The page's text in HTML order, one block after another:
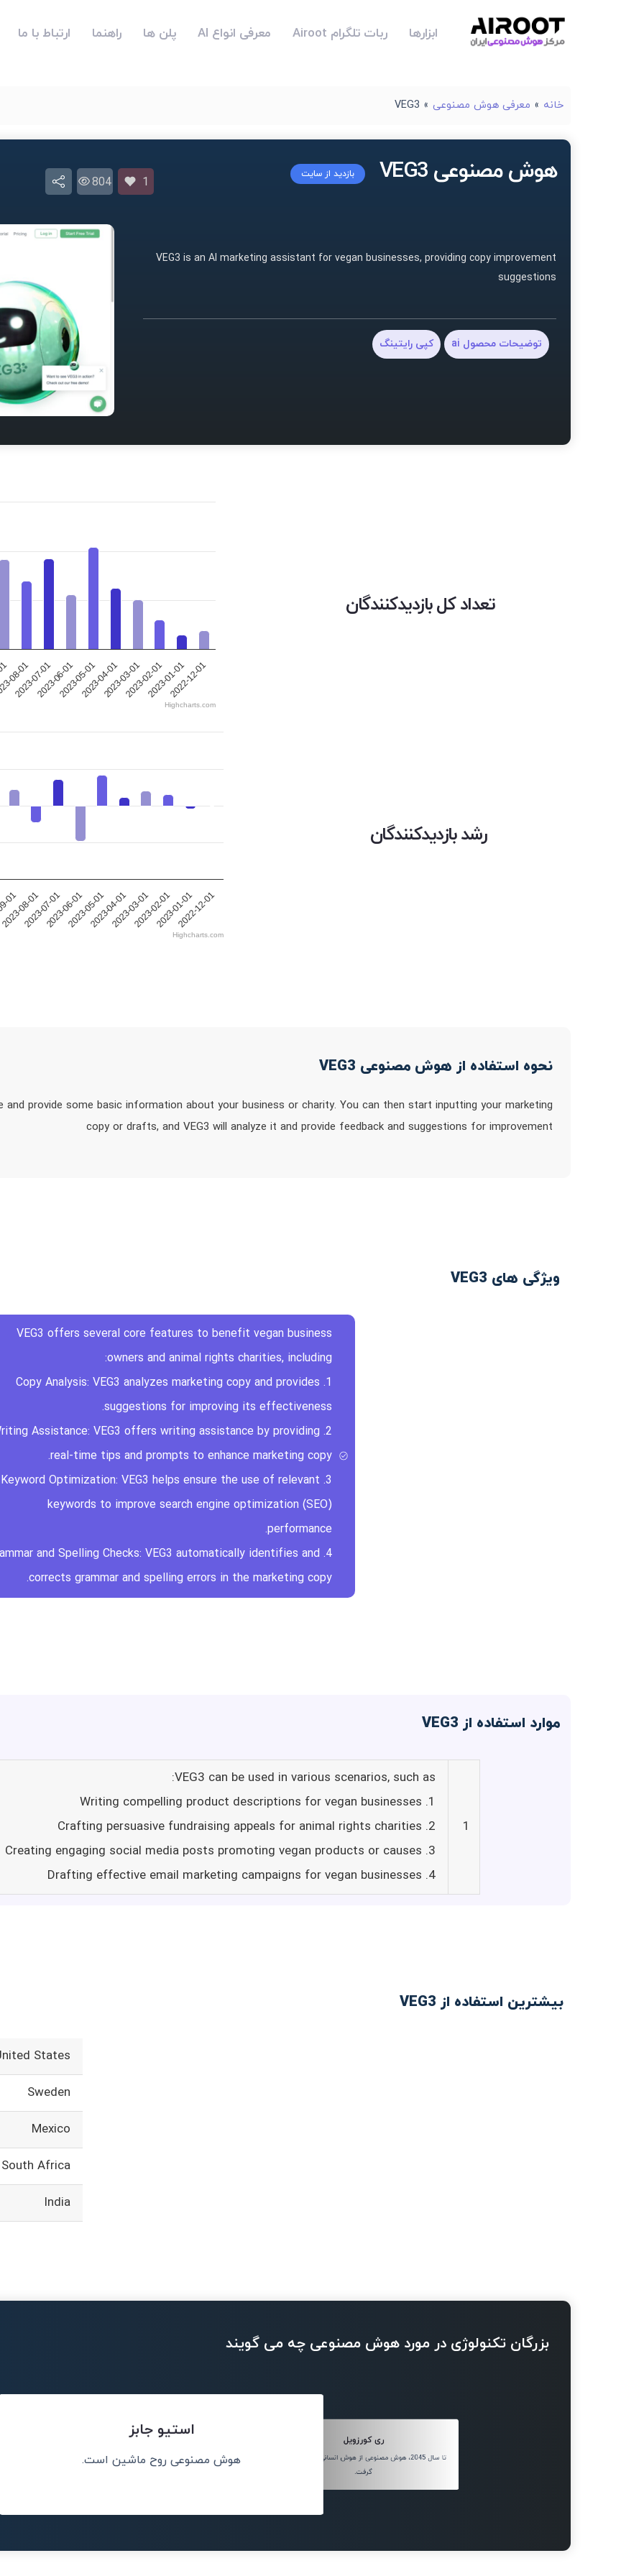
ابزارها ربات تلگرام Airoot معرفی انواع AI پلن ها راهنما ارتباط با ما
خانه » معرفی هوش مصنوعی »
VEG3
هوش مصنوعی VEG3 بازدید از سایت
1
804
VEG3 is an AI marketing assistant for vegan businesses, providing copy improvement
suggestions
توضیحات محصول ai کپی رایتینگ
تعداد کل بازدیدکنندگان
08-01
2023-07-012023-06-012023-05-012023-04-012023-03-012023-02-012023-01-012022-12-01
Highcharts.com
رشد بازدیدکنندگان
01
2023-08-012023-07-012023-06-012023-05-012023-04-012023-03-012023-02-012023-01-012022-12-01
Highcharts.com
نحوه استفاده از هوش مصنوعی VEG3
and provide some basic information about your business or charity. You can then start inputting your marketing
copy or drafts, and VEG3 will analyze it and provide feedback and suggestions for improvement
ویژگی های VEG3
VEG3 offers several core features to benefit vegan business
owners and animal rights charities, including:
1. Copy Analysis: VEG3 analyzes marketing copy and provides
suggestions for improving its effectiveness.
Writing Assistance: VEG3 offers writing assistance by providing
real-time tips and prompts to enhance marketing copy.
3. Keyword Optimization: VEG3 helps ensure the use of relevant
keywords to improve search engine optimization (SEO)
performance.
and Spelling Checks: VEG3 automatically identifies and
corrects grammar and spelling errors in the marketing copy.
موارد استفاده از VEG3
1
VEG3 can be used in various scenarios, such as:
1. Writing compelling product descriptions for vegan businesses
2. Crafting persuasive fundraising appeals for animal rights charities
3. Creating engaging social media posts promoting vegan products or causes
4. Drafting effective email marketing campaigns for vegan businesses
بیشترین استفاده از VEG3
States
Sweden
Mexico
South Africa
India
بزرگان تکنولوژی در مورد هوش مصنوعی چه می گویند
ری کورزویل
تا سال 2045، هوش مصنوعی از هوش انسانی پیشی خواهد
گرفت.
استیو جابز
هوش مصنوعی روح ماشین است.